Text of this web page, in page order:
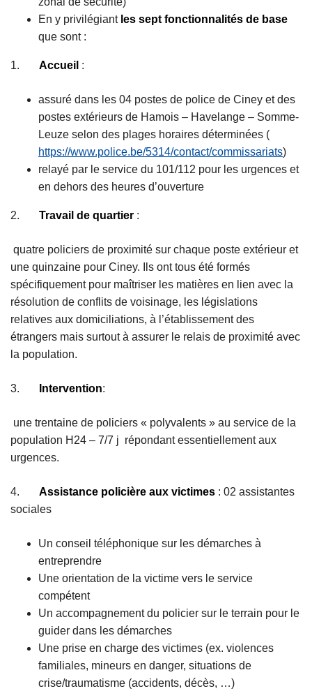
En y privilégiant les sept fonctionnalités de base
que sont :
1. Accueil :
assuré dans les 04 postes de police de Ciney et des
postes extérieurs de Hamois – Havelange – Somme-
Leuze selon des plages horaires déterminées (
https://www.police.be/5314/contact/commissariats)
relayé par le service du 101/112 pour les urgences et
en dehors des heures d’ouverture
2. Travail de quartier :
quatre policiers de proximité sur chaque poste extérieur et
une quinzaine pour Ciney. Ils ont tous été formés
spécifiquement pour maîtriser les matières en lien avec la
résolution de conflits de voisinage, les législations
relatives aux domiciliations, à l’établissement des
étrangers mais surtout à assurer le relais de proximité avec
la population.
3. Intervention:
une trentaine de policiers « polyvalents » au service de la
population H24 – 7/7 j répondant essentiellement aux
urgences.
4. Assistance policière aux victimes : 02 assistantes
sociales
Un conseil téléphonique sur les démarches à
entreprendre
Une orientation de la victime vers le service
compétent
Un accompagnement du policier sur le terrain pour le
guider dans les démarches
Une prise en charge des victimes (ex. violences
familiales, mineurs en danger, situations de
crise/traumatisme (accidents, décès, …)